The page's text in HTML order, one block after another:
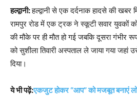
हल्द्वानी:हल्द्वानी से एक दर्दनाक हादसे की खबर
रामपुर रोड में एक ट्रक ने स्कूटी सवार युवकों
की मौके पर ही मौत हो गई जबकि दूसरा गंभीर
को सुशीला तिवारी अस्पताल ले जाया गया जहां
दिया।
ये भी पढ़ें:एकजुट होकर “आप” को मजबूत बनाएं